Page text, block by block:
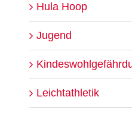
Hula Hoop
Jugend
Leichtathletik